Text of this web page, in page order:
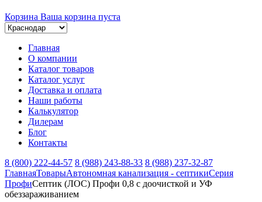
Корзина Ваша корзина пуста
Главная
О компании
Каталог товаров
Каталог услуг
Доставка и оплата
Наши работы
Калькулятор
Дилерам
Блог
Контакты
8 (800) 222-44-57 8 (988) 243-88-33 8 (988) 237-32-87
ГлавнаяТоварыАвтономная канализация - септикиСерия
ПрофиСептик (ЛОС) Профи 0,8 с доочисткой и УФ
обеззараживанием